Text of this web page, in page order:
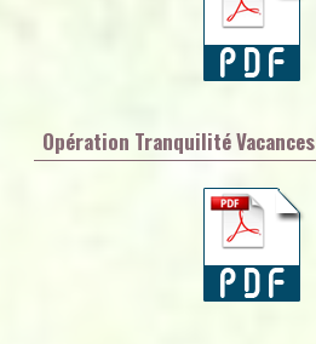
Opération Tranquilité Vacances